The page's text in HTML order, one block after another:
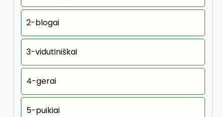
2-blogai
3-vidutiniškai
4-gerai
5-puikiai